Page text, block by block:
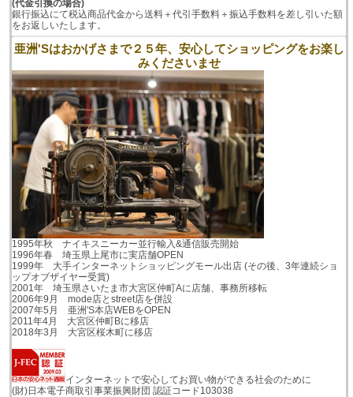
(代金引換の場合)
銀行振込にて税込商品代金から送料＋代引手数料＋振込手数料を差し引いた額
をお返しいたします。
亜洲'Sはおかげさまで２５年、安心してショッピングをお楽し
みくださいませ
1995年秋 ナイキスニーカー並行輸入&通信販売開始
1996年春 埼玉県上尾市に実店舗OPEN
1999年 大手インターネットショッピングモール出店 (その後、3年連続ショ
ップオブザイヤー受賞)
2001年 埼玉県さいたま市大宮区仲町Aに店舗、事務所移転
2006年9月 mode店とstreet店を併設
2007年5月 亜洲'S本店WEBをOPEN
2011年4月 大宮区仲町Bに移店
2018年3月 大宮区桜木町に移店
インターネットで安心してお買い物ができる社会のために
(財)日本電子商取引事業振興財団 認証コード103038